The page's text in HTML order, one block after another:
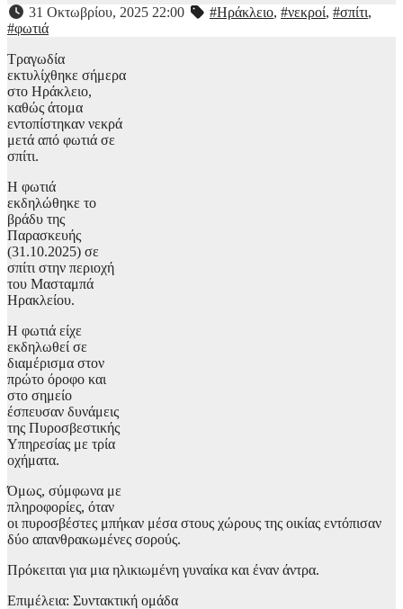
31 Οκτωβρίου, 2025 22:00 #Ηράκλειο, #νεκροί, #σπίτι,
#φωτιά
Τραγωδία
εκτυλίχθηκε σήμερα
στο Ηράκλειο,
καθώς άτομα
εντοπίστηκαν νεκρά
μετά από φωτιά σε
σπίτι.
Η φωτιά
εκδηλώθηκε το
βράδυ της
Παρασκευής
(31.10.2025) σε
σπίτι στην περιοχή
του Μασταμπά
Ηρακλείου.
Η φωτιά είχε
εκδηλωθεί σε
διαμέρισμα στον
πρώτο όροφο και
στο σημείο
έσπευσαν δυνάμεις
της Πυροσβεστικής
Υπηρεσίας με τρία
οχήματα.
Όμως, σύμφωνα με
πληροφορίες, όταν
οι πυροσβέστες μπήκαν μέσα στους χώρους της οικίας εντόπισαν
δύο απανθρακωμένες σορούς.
Πρόκειται για μια ηλικιωμένη γυναίκα και έναν άντρα.
Επιμέλεια: Συντακτική ομάδα